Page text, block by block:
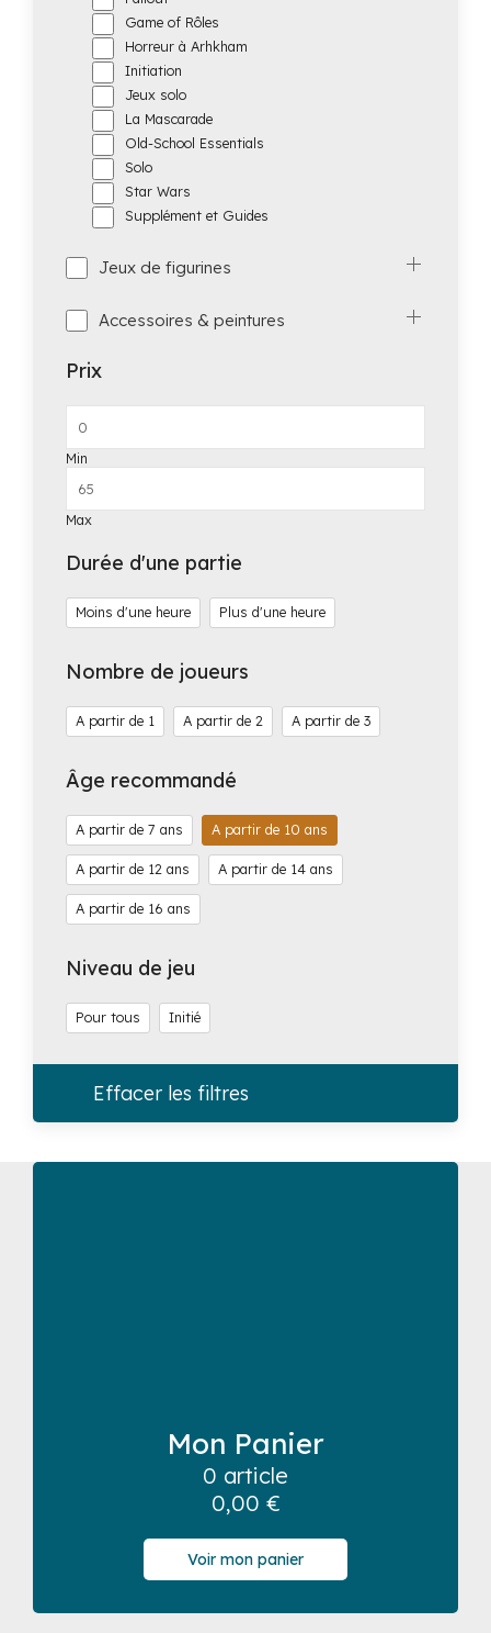
Game of Rôles
Horreur à Arhkham
Initiation
Jeux solo
La Mascarade
Old-School Essentials
Solo
Star Wars
Supplément et Guides
Jeux de figurines
Accessoires & peintures
Prix
Min
Max
Durée d'une partie
Moins d'une heure Plus d'une heure
Nombre de joueurs
1 2 3
Âge recommandé
7 10
12 14
16
Niveau de jeu
Pour tous Initié
Effacer les filtres
Mon Panier
0 article
0,00 €
Voir mon panier